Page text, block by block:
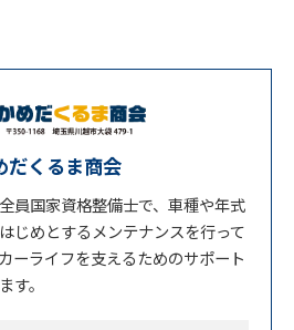
だくるま商会
員国家資格整備士で、車種や年式
じめとするメンテナンスを行って
ーライフを支えるためのサポート
す。